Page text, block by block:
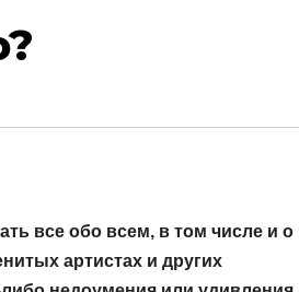
все обо всем, в том числе и о
артистах и других